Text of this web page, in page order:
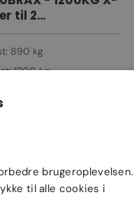
til 2
890 kg
1200 kg
brugeroplevelsen.
til alle cookies i